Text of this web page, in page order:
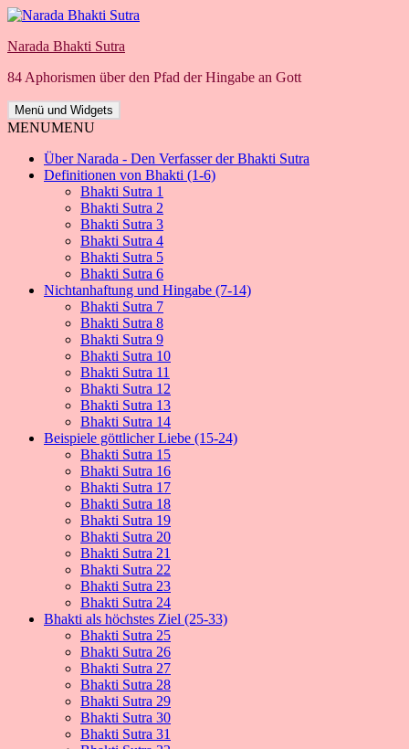
Zum
springen
Narada Bhakti Sutra
84 Aphorismen über den Pfad der Hingabe an Gott
Menü und Widgets
MENUMENU
Über Narada - Den Verfasser der Bhakti Sutra
Definitionen von Bhakti (1-6)
Bhakti Sutra 1
Bhakti Sutra 2
Bhakti Sutra 3
Bhakti Sutra 4
Bhakti Sutra 5
Bhakti Sutra 6
Nichtanhaftung und Hingabe (7-14)
Bhakti Sutra 7
Bhakti Sutra 8
Bhakti Sutra 9
Bhakti Sutra 10
Bhakti Sutra 11
Bhakti Sutra 12
Bhakti Sutra 13
Bhakti Sutra 14
Beispiele göttlicher Liebe (15-24)
Bhakti Sutra 15
Bhakti Sutra 16
Bhakti Sutra 17
Bhakti Sutra 18
Bhakti Sutra 19
Bhakti Sutra 20
Bhakti Sutra 21
Bhakti Sutra 22
Bhakti Sutra 23
Bhakti Sutra 24
Bhakti als höchstes Ziel (25-33)
Bhakti Sutra 25
Bhakti Sutra 26
Bhakti Sutra 27
Bhakti Sutra 28
Bhakti Sutra 29
Bhakti Sutra 30
Bhakti Sutra 31